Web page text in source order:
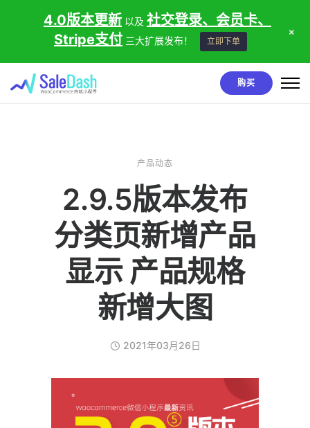
购买
产品动态
2.9.5版本发布
分类页新增产品
显示 产品规格
新增大图
2021年03月26日
4.0版本更新 以及 社交登录、会员卡、
Stripe支付 三大扩展发布！ 立即下单
+